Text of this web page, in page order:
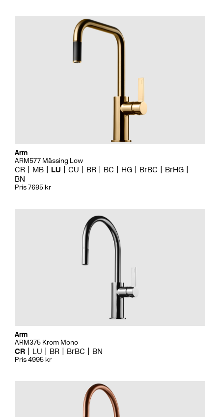
Arm
ARM577 Mässing Low
CR MB LU CU BR BC HG BrBC
BrHG
BN
Pris 7695 kr
Arm
ARM375 Krom Mono
CR LU BR BrBC BN
Pris 4995 kr